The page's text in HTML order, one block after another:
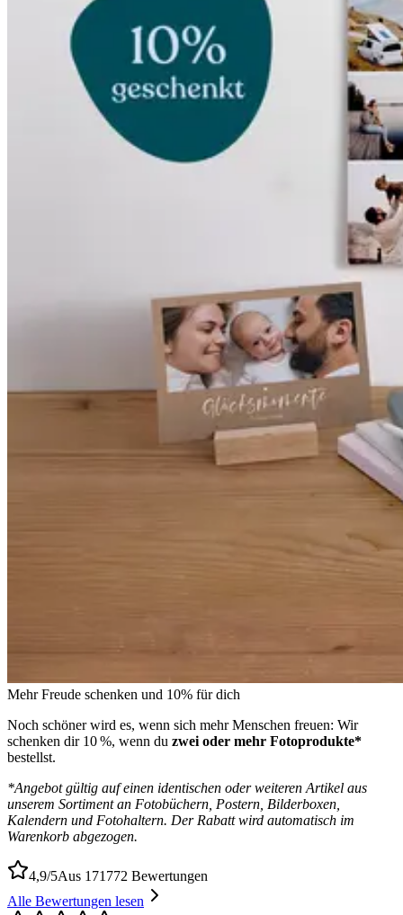
Mehr Freude schenken und 10% für dich
Noch schöner wird es, wenn sich mehr Menschen freuen: Wir
schenken dir 10 %, wenn du zwei oder mehr Fotoprodukte*
bestellst.
*Angebot gültig auf einen identischen oder weiteren Artikel aus
unserem Sortiment an Fotobüchern, Postern, Bilderboxen,
Kalendern und Fotohaltern. Der Rabatt wird automatisch im
Warenkorb abgezogen.
4,9/5Aus 171772 Bewertungen
Alle Bewertungen lesen